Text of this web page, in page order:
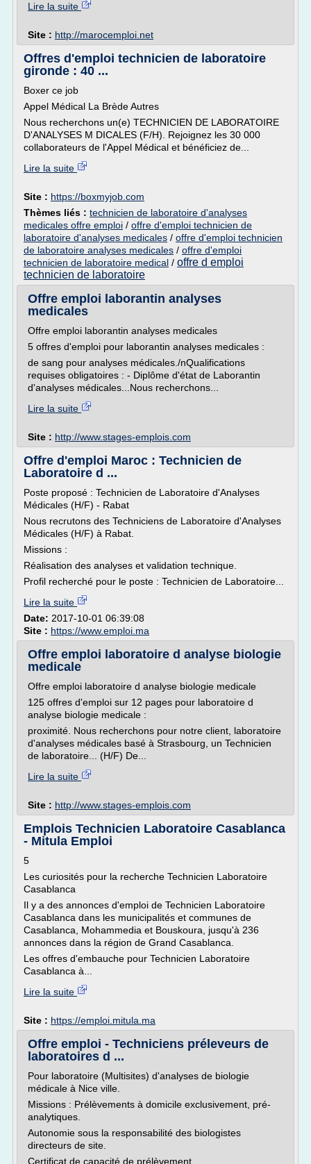
Lire la suite
Site : http://marocemploi.net
Offres d'emploi technicien de laboratoire
gironde : 40 ...
Boxer ce job
Appel Médical La Brède Autres
Nous recherchons un(e) TECHNICIEN DE LABORATOIRE
D'ANALYSES M DICALES (F/H). Rejoignez les 30 000
collaborateurs de l'Appel Médical et bénéficiez de...
Lire la suite
Site : https://boxmyjob.com
Thèmes liés : technicien de laboratoire d'analyses
medicales offre emploi / offre d'emploi technicien de
laboratoire d'analyses medicales / offre d'emploi technicien
de laboratoire analyses medicales / offre d'emploi
technicien de laboratoire medical / offre d emploi
technicien de laboratoire
Offre emploi laborantin analyses
medicales
Offre emploi laborantin analyses medicales
5 offres d'emploi pour laborantin analyses medicales :
de sang pour analyses médicales./nQualifications
requises obligatoires : - Diplôme d'état de Laborantin
d'analyses médicales...Nous recherchons...
Lire la suite
Site : http://www.stages-emplois.com
Offre d'emploi Maroc : Technicien de
Laboratoire d ...
Poste proposé : Technicien de Laboratoire d'Analyses
Médicales (H/F) - Rabat
Nous recrutons des Techniciens de Laboratoire d'Analyses
Médicales (H/F) à Rabat.
Missions :
Réalisation des analyses et validation technique.
Profil recherché pour le poste : Technicien de Laboratoire...
Lire la suite
Date: 2017-10-01 06:39:08
Site : https://www.emploi.ma
Offre emploi laboratoire d analyse biologie
medicale
Offre emploi laboratoire d analyse biologie medicale
125 offres d'emploi sur 12 pages pour laboratoire d
analyse biologie medicale :
proximité. Nous recherchons pour notre client, laboratoire
d'analyses médicales basé à Strasbourg, un Technicien
de laboratoire... (H/F) De...
Lire la suite
Site : http://www.stages-emplois.com
Emplois Technicien Laboratoire Casablanca
- Mitula Emploi
5
Les curiosités pour la recherche Technicien Laboratoire
Casablanca
Il y a des annonces d'emploi de Technicien Laboratoire
Casablanca dans les municipalités et communes de
Casablanca, Mohammedia et Bouskoura, jusqu'à 236
annonces dans la région de Grand Casablanca.
Les offres d'embauche pour Technicien Laboratoire
Casablanca à...
Lire la suite
Site : https://emploi.mitula.ma
Offre emploi - Techniciens préleveurs de
laboratoires d ...
Pour laboratoire (Multisites) d'analyses de biologie
médicale à Nice ville.
Missions : Prélèvements à domicile exclusivement, pré-
analytiques.
Autonomie sous la responsabilité des biologistes
directeurs de site.
Certificat de capacité de prélèvement...